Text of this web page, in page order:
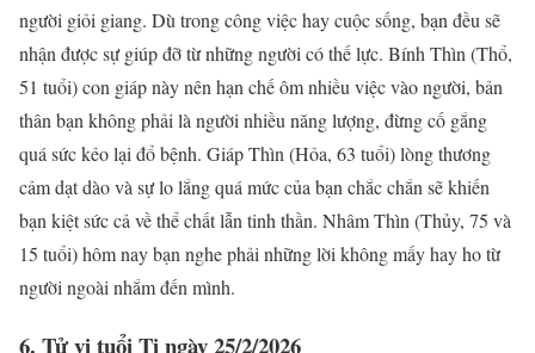
người giỏi giang. Dù trong công việc hay cuộc sống, bạn đều sẽ
nhận được sự giúp đỡ từ những người có thế lực. Bính Thìn (Thổ,
51 tuổi) con giáp này nên hạn chế ôm nhiều việc vào người, bản
thân bạn không phải là người nhiều năng lượng, đừng cố gắng
quá sức kẻo lại đổ bệnh. Giáp Thìn (Hỏa, 63 tuổi) lòng thương
cảm dạt dào và sự lo lắng quá mức của bạn chắc chắn sẽ khiến
bạn kiệt sức cả về thể chất lẫn tinh thần. Nhâm Thìn (Thủy, 75 và
15 tuổi) hôm nay bạn nghe phải những lời không mấy hay ho từ
người ngoài nhắm đến mình.
6. Tử vi tuổi Tị ngày 25/2/2026